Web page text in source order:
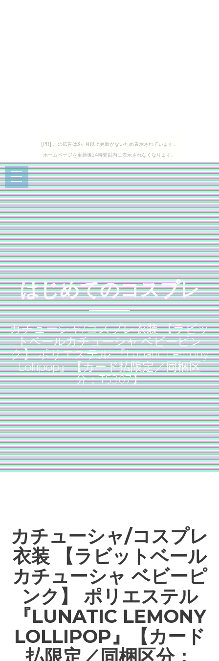
[PR] この広告は3ヶ月以上更新がないため表示されています。
ホームページを更新後24時間以内に表示されなくなります。
はじめてのコスプレ
カチューシャ/コスプレ衣装 【ラビッ
トベールカチューシャ ベビーピン
ク】 ポリエステル 『Lunatic Lemony
Lollipop』【カード払限定／同梱区
分：TS307】
カチューシャ/コスプレ
衣装 【ラビットベール
カチューシャ ベビーピ
ンク】 ポリエステル
『LUNATIC LEMONY
LOLLIPOP』【カード
払限定／同梱区分：